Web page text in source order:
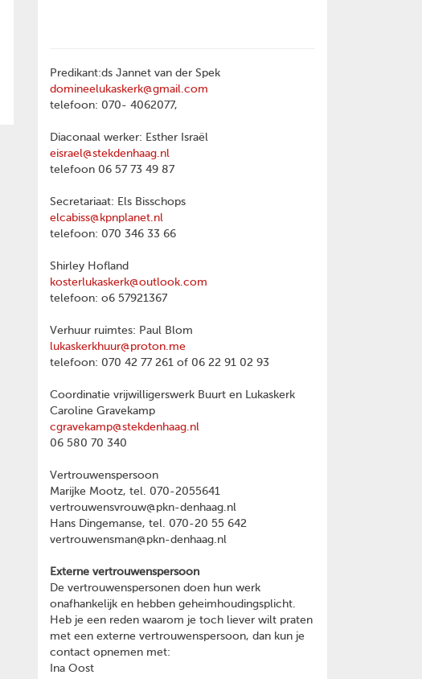
Predikant:ds Jannet van der Spek
domineelukaskerk@gmail.com
telefoon: 070- 4062077,
Diaconaal werker: Esther Israël
eisrael@stekdenhaag.nl
telefoon 06 57 73 49 87
Secretariaat: Els Bisschops
elcabiss@kpnplanet.nl
telefoon: 070 346 33 66
Shirley Hofland
kosterlukaskerk@outlook.com
telefoon: o6 57921367
Verhuur ruimtes: Paul Blom
lukaskerkhuur@proton.me
telefoon: 070 42 77 261 of 06 22 91 02 93
Coordinatie vrijwilligerswerk Buurt en Lukaskerk
Caroline Gravekamp
cgravekamp@stekdenhaag.nl
06 580 70 340
Vertrouwenspersoon
Marijke Mootz, tel. 070-2055641
vertrouwensvrouw@pkn-denhaag.nl
Hans Dingemanse, tel. 070-20 55 642
vertrouwensman@pkn-denhaag.nl
Externe vertrouwenspersoon
De vertrouwenspersonen doen hun werk
onafhankelijk en hebben geheimhoudingsplicht.
Heb je een reden waarom je toch liever wilt praten
met een externe vertrouwenspersoon, dan kun je
contact opnemen met:
Ina Oost